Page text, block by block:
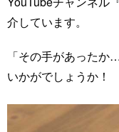
介しています。
「その手があった
いかがでしょうか！